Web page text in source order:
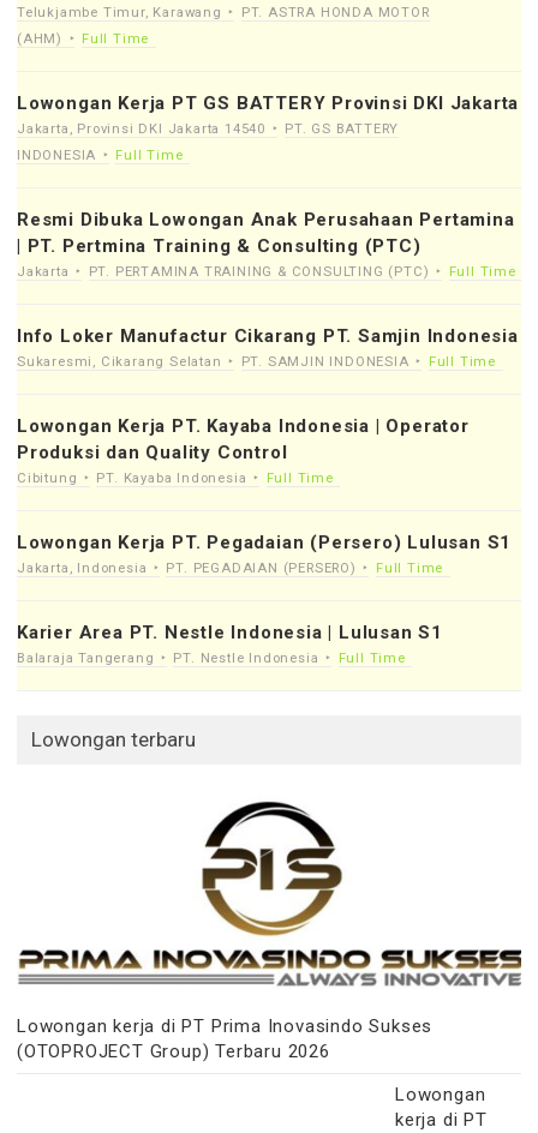
Telukjambe Timur, Karawang
PT. ASTRA HONDA MOTOR
(AHM)
Full Time
Lowongan Kerja PT GS BATTERY Provinsi DKI Jakarta
Jakarta, Provinsi DKI Jakarta 14540
PT. GS BATTERY
INDONESIA
Full Time
Resmi Dibuka Lowongan Anak Perusahaan Pertamina
| PT. Pertmina Training & Consulting (PTC)
Jakarta PT. PERTAMINA TRAINING & CONSULTING (PTC) Full Time
Info Loker Manufactur Cikarang PT. Samjin Indonesia
Sukaresmi, Cikarang Selatan PT. SAMJIN INDONESIA Full Time
Lowongan Kerja PT. Kayaba Indonesia | Operator
Produksi dan Quality Control
Cibitung PT. Kayaba Indonesia Full Time
Lowongan Kerja PT. Pegadaian (Persero) Lulusan S1
Jakarta, Indonesia PT. PEGADAIAN (PERSERO) Full Time
Karier Area PT. Nestle Indonesia | Lulusan S1
Balaraja Tangerang PT. Nestle Indonesia Full Time
Lowongan terbaru
Lowongan kerja di PT Prima Inovasindo Sukses
(OTOPROJECT Group) Terbaru 2026
Lowongan
kerja di PT